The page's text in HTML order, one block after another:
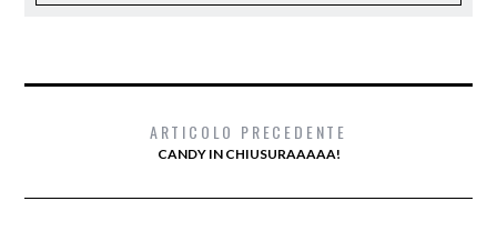
ARTICOLO PRECEDENTE
CANDY IN CHIUSURAAAAA!